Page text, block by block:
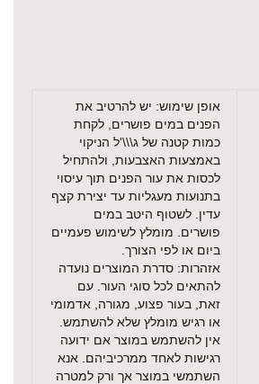
אופן שימוש: יש להרטיב את
הפנים במים פושרים, לקחת
כמות קטנה של ג\\\'ל הניקוי
באמצעות האצבעות, ולהתחיל
לכסות את עור הפנים תוך עיסוי
בתנועות מעגליות עד יצירת קצף
עדין. לשטוף היטב במים
פושרים. מומלץ לשימוש פעמיים
ביום או לפי הצורך.
אזהרות: סדרת המוצרים נועדה
להתאים לכל סוגי העור. עם
זאת, בעור פצוע, מגורה, אדמומי
או רגיש מומלץ שלא להשתמש.
אין להשתמש במוצר אם ידועה
רגישות לאחד ממרכיביהם. אנא
השתמשי במוצר אך ורק למטרה